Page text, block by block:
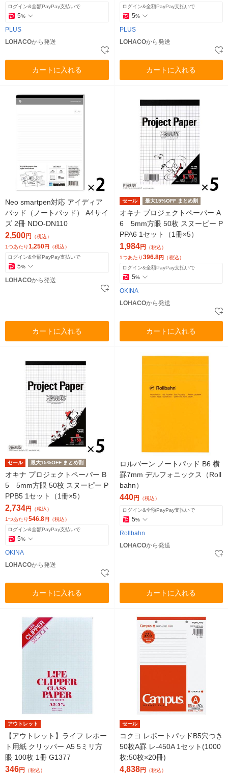
ログイン&全額PayPay支払いで
5%
PLUS
LOHACOから発送
カートに入れる
ログイン&全額PayPay支払いで
5%
PLUS
LOHACOから発送
カートに入れる
Neo smartpen対応 アイディア
パッド（ノートパッド） A4サイ
ズ 2冊 NDO-DN110
2,500円
（税込）
1つあたり1,250円 （税込）
ログイン&全額PayPay支払いで
5%
LOHACOから発送
カートに入れる
セール 最大15%OFF まとめ割
オキナ プロジェクトペーパー A
6 5mm方眼 50枚 スヌーピー P
PPA6 1セット（1冊×5）
1,984円
（税込）
1つあたり396.8円 （税込）
ログイン&全額PayPay支払いで
5%
OKINA
LOHACOから発送
カートに入れる
セール 最大15%OFF まとめ割
オキナ プロジェクトペーパー B
5 5mm方眼 50枚 スヌーピー P
PPB5 1セット（1冊×5）
2,734円 （税込）
1つあたり546.8円 （税込）
ログイン&全額PayPay支払いで
5%
OKINA
LOHACOから発送
カートに入れる
ロルバーン ノートパッド B6 横
罫7mm デルフォニックス（Roll
bahn）
440円 （税込）
ログイン&全額PayPay支払いで
5%
Rollbahn
LOHACOから発送
カートに入れる
アウトレット
【アウトレット】ライフ レポー
ト用紙 クリッパー A5 5ミリ方
眼 100枚 1冊 G1377
346円 （税込）
セール
コクヨ レポートパッドB5穴つき
50枚A罫 レ-450A 1セット(1000
枚:50枚×20冊)
4,838円 （税込）